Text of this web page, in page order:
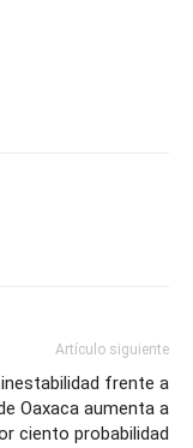
Artículo siguiente
frente a
Oaxaca aumenta a
ciento probabilidad